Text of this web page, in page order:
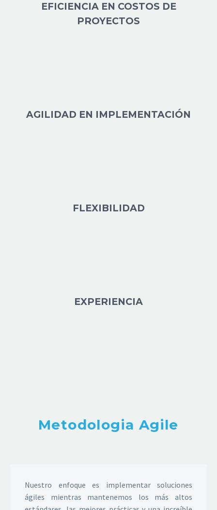
EFICIENCIA EN COSTOS DE
PROYECTOS
AGILIDAD EN IMPLEMENTACIÓN
FLEXIBILIDAD
EXPERIENCIA
Metodologia Agile
Nuestro enfoque es implementar soluciones
ágiles mientras mantenemos los más altos